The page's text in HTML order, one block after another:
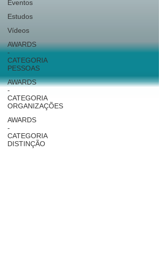
Eventos
Estudos
Vídeos
AWARDS
-
CATEGORIA
PESSOAS
AWARDS
-
CATEGORIA
ORGANIZAÇÕES
AWARDS
-
CATEGORIA
DISTINÇÃO